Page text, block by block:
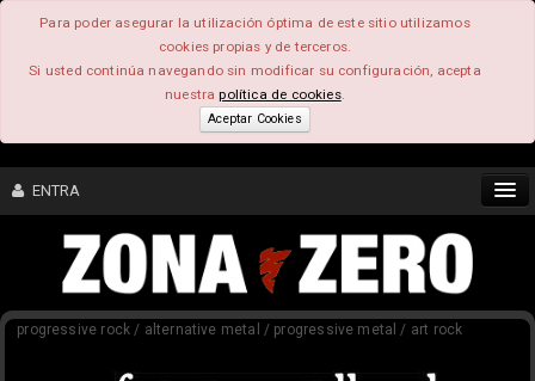
Para poder asegurar la utilización óptima de este sitio utilizamos
cookies propias y de terceros.
Si usted continúa navegando sin modificar su configuración, acepta
nuestrapolítica de cookies.
Aceptar Cookies
ENTRA
CONTENIDO
COMUNIDAD
progressive rock / alternative metal / progressive metal / art rock